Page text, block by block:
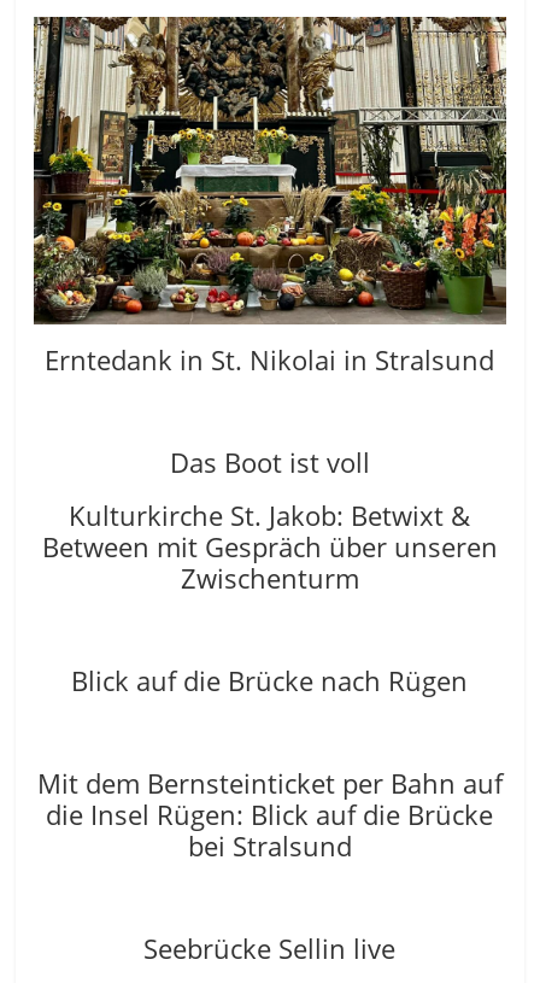
Erntedank in St. Nikolai in Stralsund
Das Boot ist voll
Kulturkirche St. Jakob: Betwixt &
Between mit Gespräch über unseren
Zwischenturm
Blick auf die Brücke nach Rügen
Mit dem Bernsteinticket per Bahn auf
die Insel Rügen: Blick auf die Brücke
bei Stralsund
Seebrücke Sellin live